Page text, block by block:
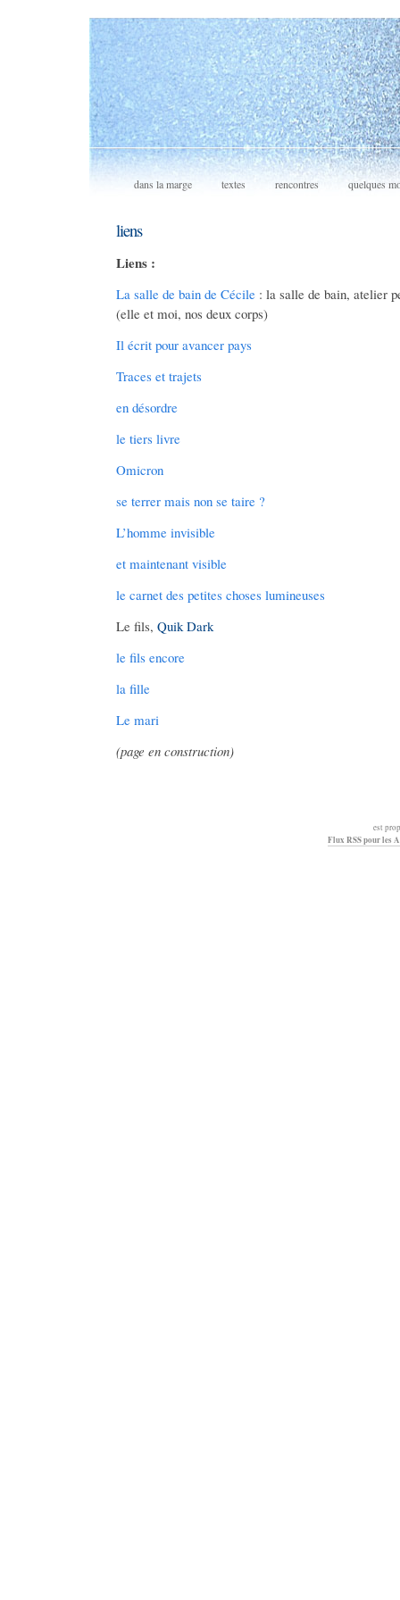
dans la marge textes rencontres quelques
liens
Liens :
La salle de bain de Cécile : la salle de bain, atelier
(elle et moi, nos deux corps)
Il écrit pour avancer pays
Traces et trajets
en désordre
le tiers livre
Omicron
se terrer mais non se taire ?
L’homme invisible
et maintenant visible
le carnet des petites choses lumineuses
Le fils, Quik Dark
le fils encore
la fille
Le mari
(page en construction)
est
Flux RSS pour les